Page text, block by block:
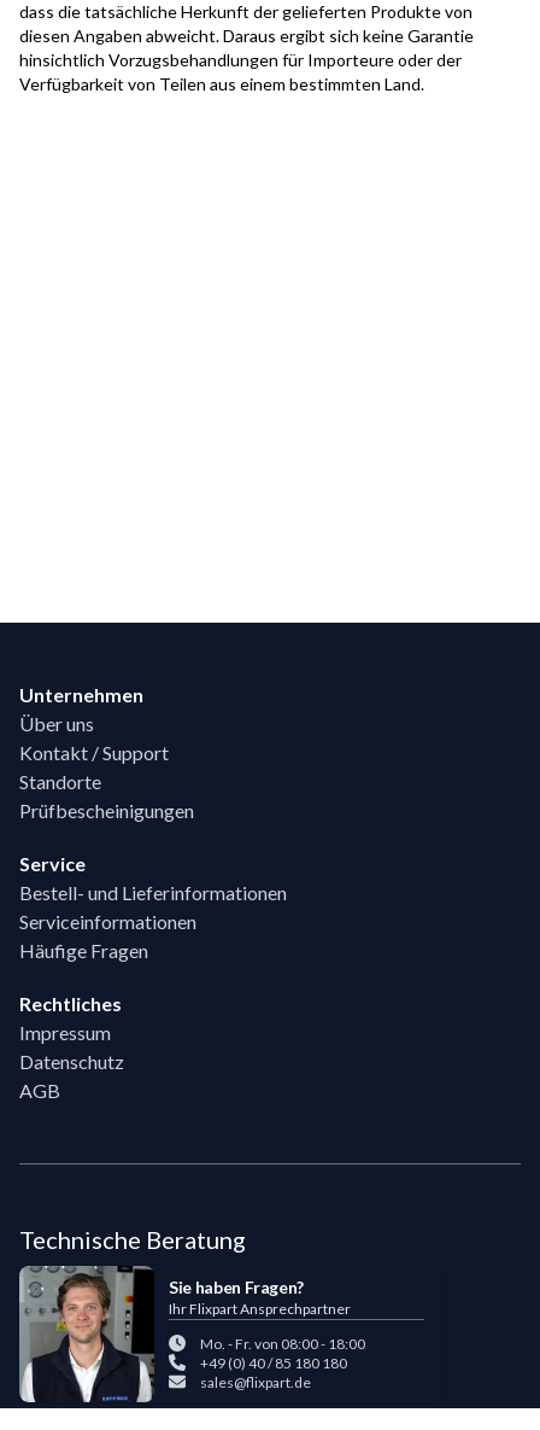
dass die tatsächliche Herkunft der gelieferten Produkte von
diesen Angaben abweicht. Daraus ergibt sich keine Garantie
hinsichtlich Vorzugsbehandlungen für Importeure oder der
Verfügbarkeit von Teilen aus einem bestimmten Land.
Unternehmen
Über uns
Kontakt / Support
Standorte
Prüfbescheinigungen
Service
Bestell- und Lieferinformationen
Serviceinformationen
Häufige Fragen
Rechtliches
Impressum
Datenschutz
AGB
Technische Beratung
Sie haben Fragen?
Ihr Flixpart Ansprechpartner
Mo. - Fr. von 08:00 - 18:00
+49 (0) 40 / 85 180 180
sales@flixpart.de